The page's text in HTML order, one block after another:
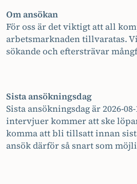
Om ansökan
För oss är det viktigt att all
arbetsmarknaden tillvaratas.
sökande och eftersträvar
Sista ansökningsdag
Sista ansökningsdag är 2026-
intervjuer kommer att ske
komma att bli tillsatt innan
ansök därför så snart som